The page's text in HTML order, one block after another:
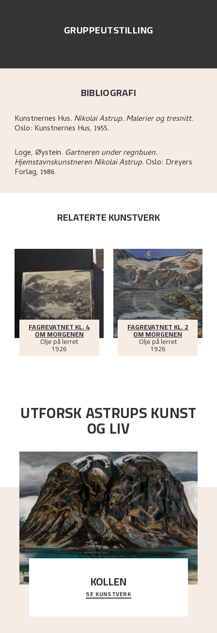
GRUPPEUTSTILLING
BIBLIOGRAFI
Kunstnernes Hus. Nikolai Astrup. Malerier og tresnitt.
Oslo: Kunstnernes Hus, 1955.
Loge, Øystein. Gartneren under regnbuen.
Hjemstavnskunstneren Nikolai Astrup.Oslo: Dreyers
Forlag, 1986.
RELATERTE KUNSTVERK
FAGREVATNET KL. 4
OM MORGENEN
Olje på lerret
1926
FAGREVATNET KL. 2
OM MORGENEN
Olje på lerret
1926
UTFORSK ASTRUPS KUNST
OG LIV
KOLLEN
Et ruvende fjell dominerer bildeflaten, og står i
sterk kontrast til det spinkle rognetreet ute
SE KUNSTVERK